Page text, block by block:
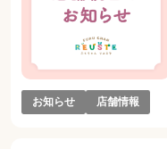
お知らせ 店舗情報